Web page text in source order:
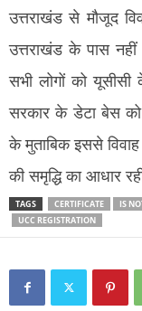
उत्तराखंड से मौजूद
उत्तराखंड के पास
सभी लोगों को
सरकार के डेटा बेस को
के मुताबिक इससे
की समृद्धि का आधार
TAGS CERTIFICATE IS
UCC REGISTRATION